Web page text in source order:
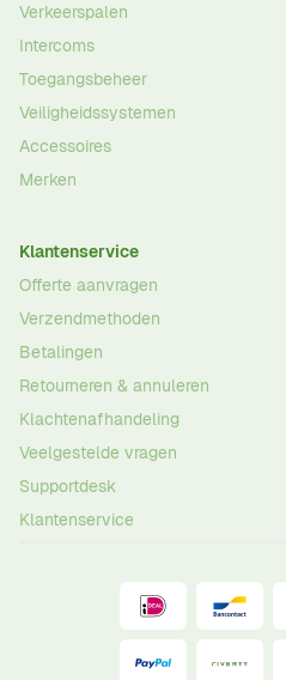
Verkeerspalen
Intercoms
Toegangsbeheer
Veiligheidssystemen
Accessoires
Merken
Klantenservice
Offerte aanvragen
Verzendmethoden
Betalingen
Retourneren & annuleren
Klachtenafhandeling
Veelgestelde vragen
Supportdesk
Klantenservice